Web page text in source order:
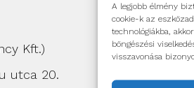
A legjobb élmény
cookie-k az
technológiákba,
böngészési
visszavonása
Kft.)
utca 20.